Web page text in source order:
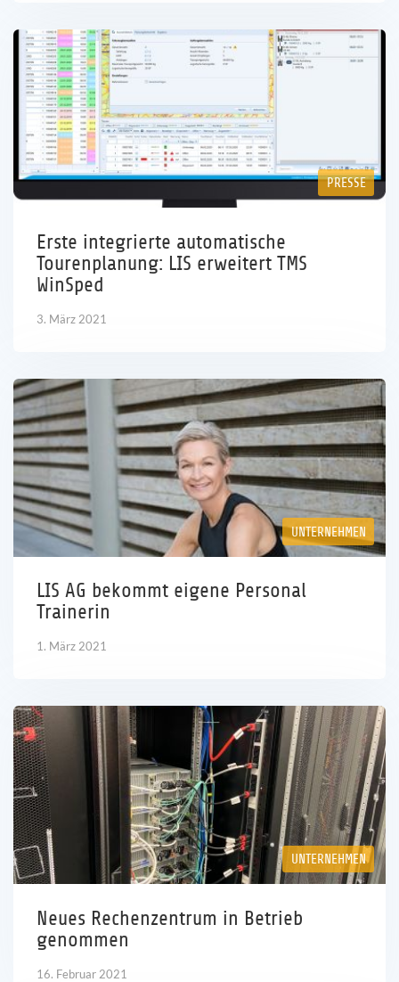
PRESSE
Erste integrierte automatische
Tourenplanung: LIS erweitert TMS
WinSped
3. März 2021
UNTERNEHMEN
LIS AG bekommt eigene Personal
Trainerin
1. März 2021
UNTERNEHMEN
Neues Rechenzentrum in Betrieb
genommen
16. Februar 2021